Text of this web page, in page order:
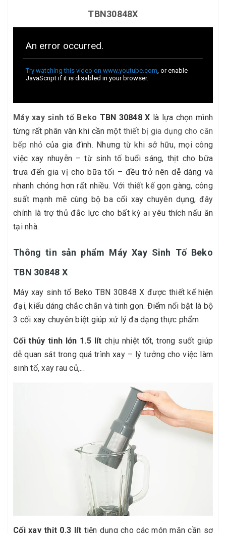
TBN30848X
Máy xay sinh tố Beko TBN 30848 X là lựa chọn mình
từng rất phân vân khi cần một thiết bị gia dụng cho căn
bếp nhỏ của gia đình. Nhưng từ khi sở hữu, mọi công
việc xay nhuyễn – từ sinh tố buổi sáng, thịt cho bữa
trưa đến gia vị cho bữa tối – đều trở nên dễ dàng và
nhanh chóng hơn rất nhiều. Với thiết kế gọn gàng, công
suất mạnh mẽ cùng bộ ba cối xay chuyên dụng, đây
chính là trợ thủ đắc lực cho bất kỳ ai yêu thích nấu ăn
tại nhà.
Thông tin sản phẩm Máy Xay Sinh Tố Beko
TBN 30848 X
Máy xay sinh tố Beko TBN 30848 X được thiết kế hiện
đại, kiểu dáng chắc chắn và tinh gọn. Điểm nổi bật là bộ
3 cối xay chuyên biệt giúp xử lý đa dạng thực phẩm:
Cối thủy tinh lớn 1.5 lít chịu nhiệt tốt, trong suốt giúp
dễ quan sát trong quá trình xay – lý tưởng cho việc làm
sinh tố, xay rau củ,...
Cối xay thịt 0.3 lít tiện dụng cho các món mặn cần sơ